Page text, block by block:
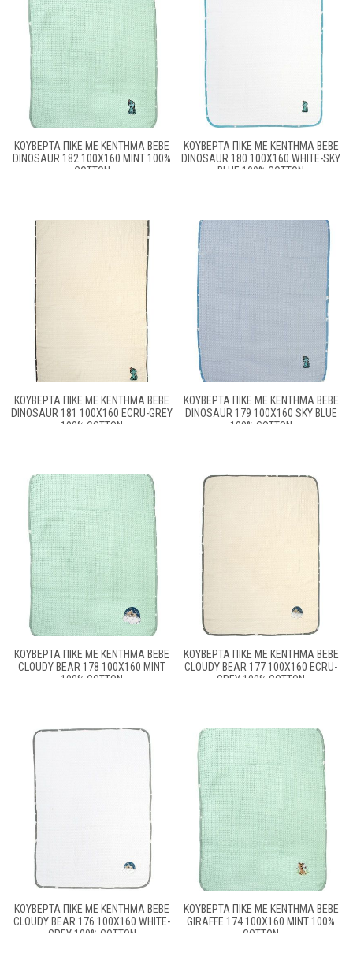
ΚΟΥΒΈΡΤΑ ΠΙΚΈ ΜΕ ΚΈΝΤΗΜΑ BEBE
DINOSAUR 182 100X160 MINT 100%
COTTON
ΚΟΥΒΈΡΤΑ ΠΙΚΈ ΜΕ ΚΈΝΤΗΜΑ BEBE
DINOSAUR 180 100X160 WHITE-SKY
BLUE 100% COTTON
ΚΟΥΒΈΡΤΑ ΠΙΚΈ ΜΕ ΚΈΝΤΗΜΑ BEBE
DINOSAUR 181 100X160 ECRU-GREY
100% COTTON
ΚΟΥΒΈΡΤΑ ΠΙΚΈ ΜΕ ΚΈΝΤΗΜΑ BEBE
DINOSAUR 179 100X160 SKY BLUE
100% COTTON
ΚΟΥΒΈΡΤΑ ΠΙΚΈ ΜΕ ΚΈΝΤΗΜΑ BEBE
CLOUDY BEAR 178 100X160 MINT
100% COTTON
ΚΟΥΒΈΡΤΑ ΠΙΚΈ ΜΕ ΚΈΝΤΗΜΑ BEBE
CLOUDY BEAR 177 100X160 ECRU-
GREY 100% COTTON
ΚΟΥΒΈΡΤΑ ΠΙΚΈ ΜΕ ΚΈΝΤΗΜΑ BEBE
CLOUDY BEAR 176 100X160 WHITE-
GREY 100% COTTON
ΚΟΥΒΈΡΤΑ ΠΙΚΈ ΜΕ ΚΈΝΤΗΜΑ BEBE
GIRAFFE 174 100X160 MINT 100%
COTTON